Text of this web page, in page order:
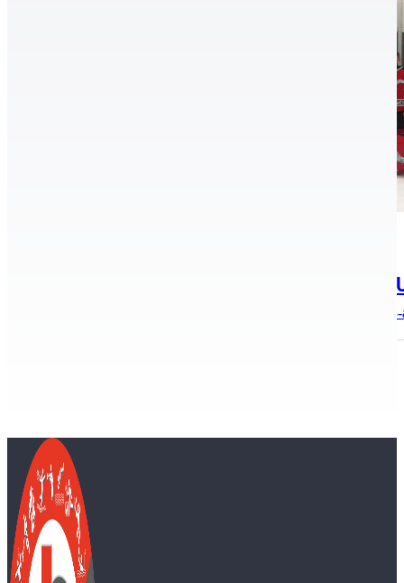
Kiemelkedően szerepel a
Kecskemét adott otthont 2020. december 5-én az U14